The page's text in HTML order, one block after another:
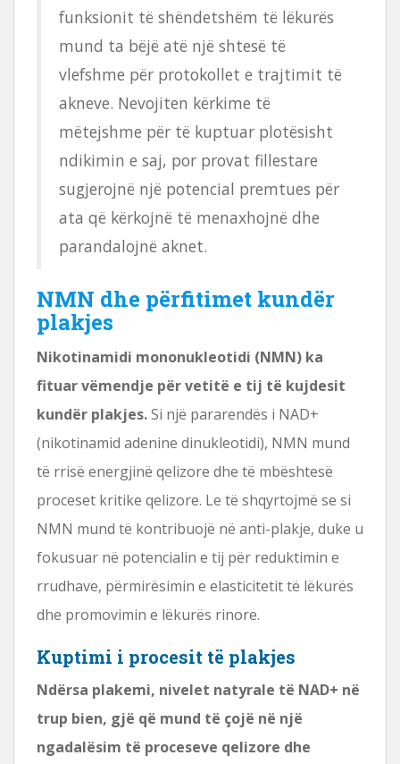
funksionit të shëndetshëm të lëkurës
mund ta bëjë atë një shtesë të
vlefshme për protokollet e trajtimit të
akneve. Nevojiten kërkime të
mëtejshme për të kuptuar plotësisht
ndikimin e saj, por provat fillestare
sugjerojnë një potencial premtues për
ata që kërkojnë të menaxhojnë dhe
parandalojnë aknet.
NMN dhe përfitimet kundër
plakjes
Nikotinamidi mononukleotidi (NMN) ka
fituar vëmendje për vetitë e tij të kujdesit
kundër plakjes.Si një pararendës i NAD+
(nikotinamid adenine dinukleotidi), NMN mund
të rrisë energjinë qelizore dhe të mbështesë
proceset kritike qelizore. Le të shqyrtojmë se si
NMN mund të kontribuojë në anti-plakje, duke u
fokusuar në potencialin e tij për reduktimin e
rrudhave, përmirësimin e elasticitetit të lëkurës
dhe promovimin e lëkurës rinore.
Kuptimi i procesit të plakjes
Ndërsa plakemi, nivelet natyrale të NAD+ në
trup bien, gjë që mund të çojë në një
ngadalësim të proceseve qelizore dhe